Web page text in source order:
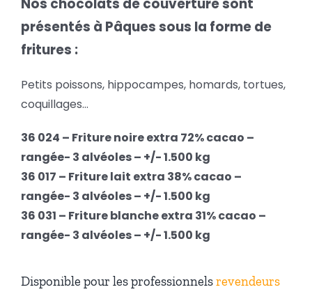
présentés à Pâques sous la forme de
fritures :
Petits poissons, hippocampes, homards, tortues,
coquillages…
36 024 – Friture noire extra 72% cacao –
rangée- 3 alvéoles – +/- 1.500 kg
36 017 – Friture lait extra 38% cacao –
rangée- 3 alvéoles – +/- 1.500 kg
36 031 – Friture blanche extra 31% cacao –
rangée- 3 alvéoles – +/- 1.500 kg
Disponible pour les professionnelsrevendeurs